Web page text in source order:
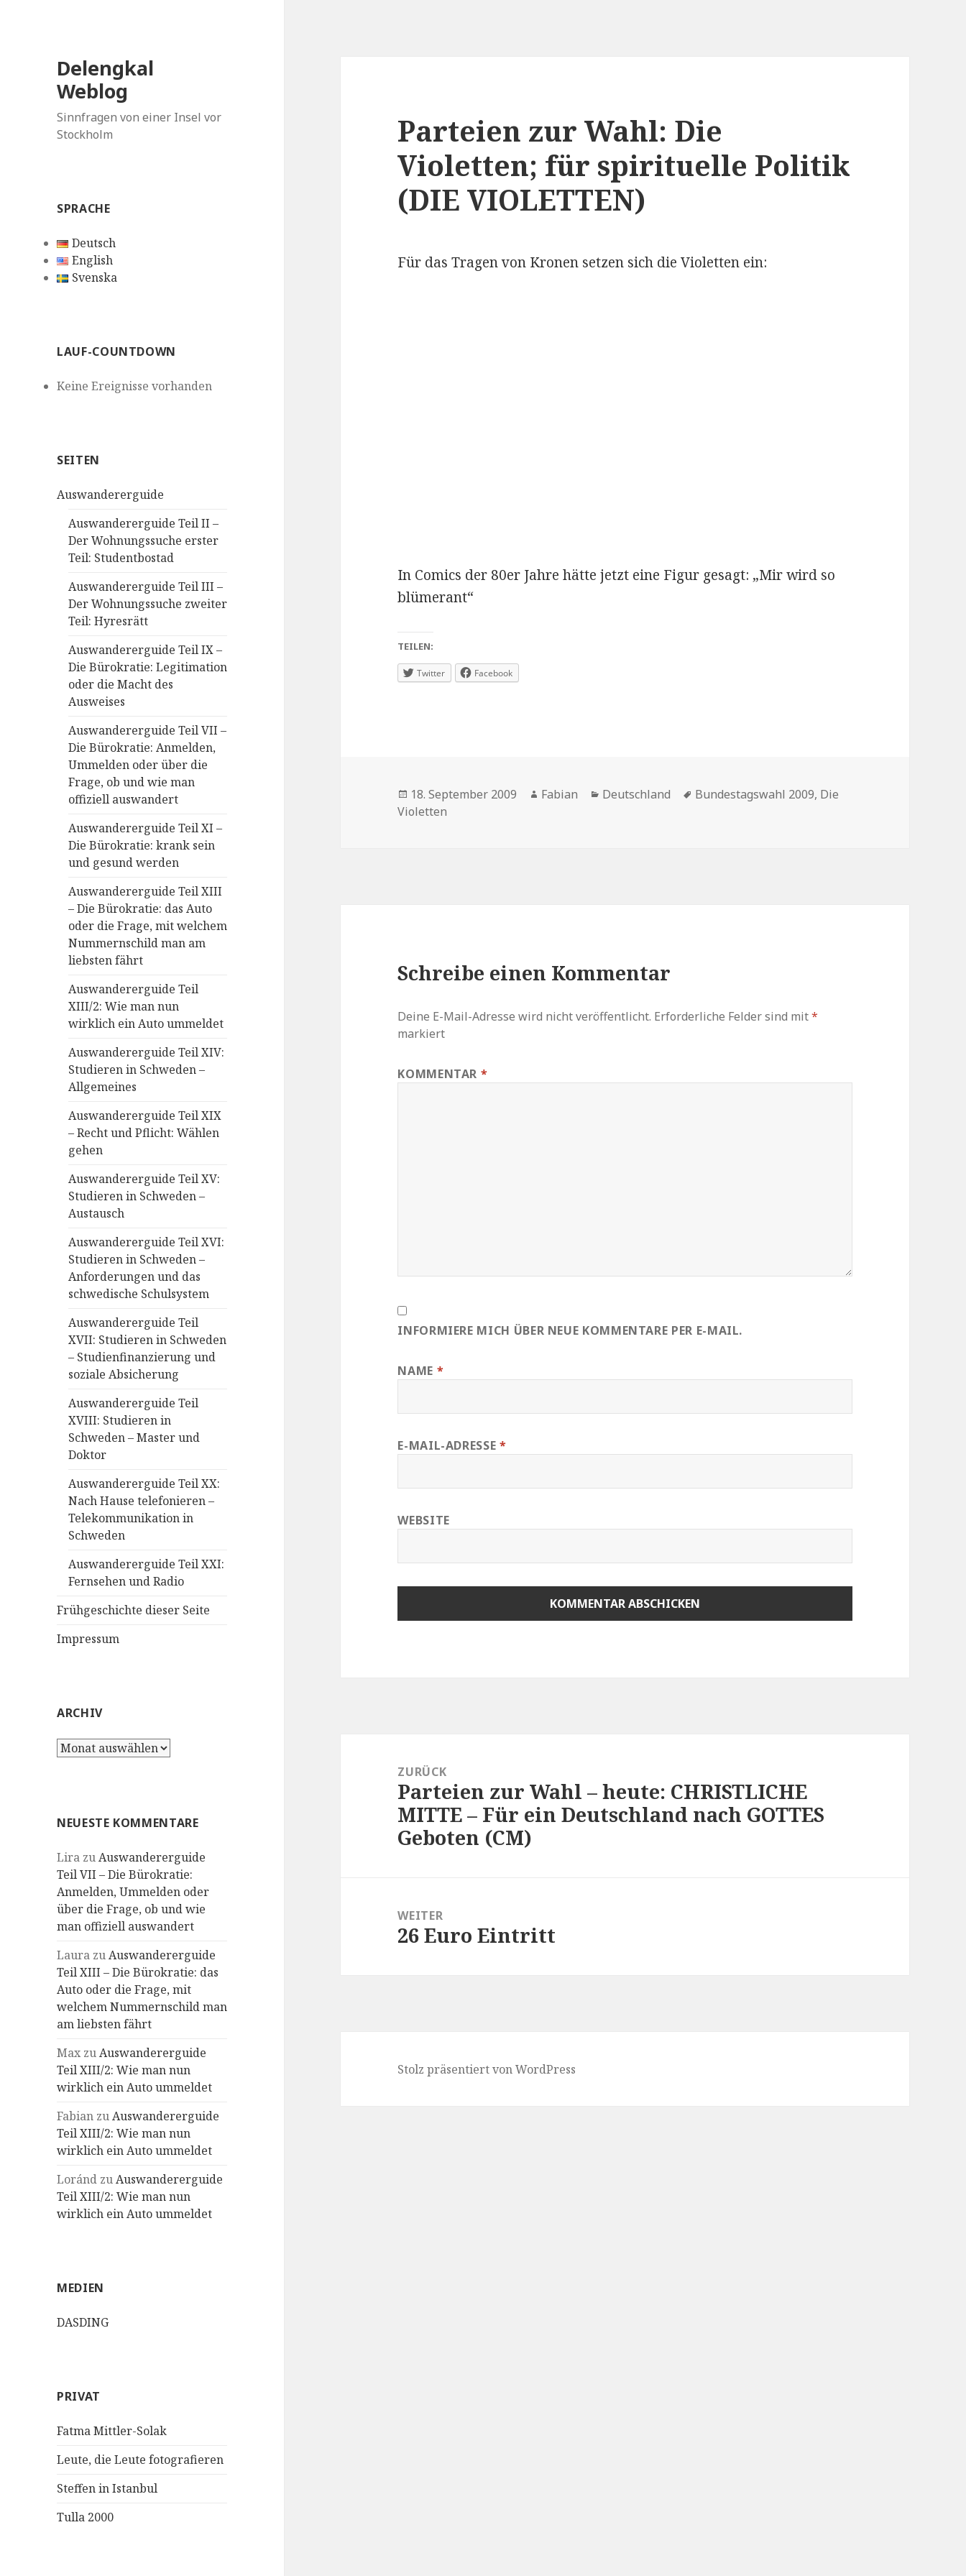
Delengkal
Weblog
Sinnfragen von einer Insel vor
Stockholm
SPRACHE
Deutsch
English
Svenska
LAUF-COUNTDOWN
Keine Ereignisse vorhanden
SEITEN
Auswandererguide
Auswandererguide Teil II –
Der Wohnungssuche erster
Teil: Studentbostad
Auswandererguide Teil III –
Der Wohnungssuche zweiter
Teil: Hyresrätt
Auswandererguide Teil IX –
Die Bürokratie: Legitimation
oder die Macht des
Ausweises
Auswandererguide Teil VII –
Die Bürokratie: Anmelden,
Ummelden oder über die
Frage, ob und wie man
offiziell auswandert
Auswandererguide Teil XI –
Die Bürokratie: krank sein
und gesund werden
Auswandererguide Teil XIII
– Die Bürokratie: das Auto
oder die Frage, mit welchem
Nummernschild man am
liebsten fährt
Auswandererguide Teil
XIII/2: Wie man nun
wirklich ein Auto ummeldet
Auswandererguide Teil XIV:
Studieren in Schweden –
Allgemeines
Auswandererguide Teil XIX
– Recht und Pflicht: Wählen
gehen
Auswandererguide Teil XV:
Studieren in Schweden –
Austausch
Auswandererguide Teil XVI:
Studieren in Schweden –
Anforderungen und das
schwedische Schulsystem
Auswandererguide Teil
XVII: Studieren in Schweden
– Studienfinanzierung und
soziale Absicherung
Auswandererguide Teil
XVIII: Studieren in
Schweden – Master und
Doktor
Auswandererguide Teil XX:
Nach Hause telefonieren –
Telekommunikation in
Schweden
Auswandererguide Teil XXI:
Fernsehen und Radio
Frühgeschichte dieser Seite
Impressum
ARCHIV
Archiv
NEUESTE KOMMENTARE
Lira zuAuswandererguide
Teil VII – Die Bürokratie:
Anmelden, Ummelden oder
über die Frage, ob und wie
man offiziell auswandert
Laura zuAuswandererguide
Teil XIII – Die Bürokratie: das
Auto oder die Frage, mit
welchem Nummernschild man
am liebsten fährt
Max zuAuswandererguide
Teil XIII/2: Wie man nun
wirklich ein Auto ummeldet
Fabian zuAuswandererguide
Teil XIII/2: Wie man nun
wirklich ein Auto ummeldet
Loránd zuAuswandererguide
Teil XIII/2: Wie man nun
wirklich ein Auto ummeldet
MEDIEN
DASDING
PRIVAT
Fatma Mittler-Solak
Leute, die Leute fotografieren
Steffen in Istanbul
Tulla 2000
Parteien zur Wahl: Die
Violetten; für spirituelle Politik
(DIE VIOLETTEN)
Für das Tragen von Kronen setzen sich die Violetten ein:
In Comics der 80er Jahre hätte jetzt eine Figur gesagt: „Mir wird so
blümerant“
TEILEN:
Twitter Facebook
Veröffentlicht
am
18. September 2009 Autor
Fabian Kategorien
Deutschland Schlagwörter
Bundestagswahl 2009, Die
Violetten
Schreibe einen Kommentar
Deine E-Mail-Adresse wird nicht veröffentlicht. Erforderliche Felder sind mit*
markiert
KOMMENTAR *
INFORMIERE MICH ÜBER NEUE KOMMENTARE PER E-MAIL.
NAME *
E-MAIL-ADRESSE *
WEBSITE
ZURÜCK
Vorheriger
Beitrag:
Parteien zur Wahl – heute: CHRISTLICHE
MITTE – Für ein Deutschland nach GOTTES
Geboten (CM)
WEITER
Nächster
26 Euro Eintritt
Stolz präsentiert von WordPress